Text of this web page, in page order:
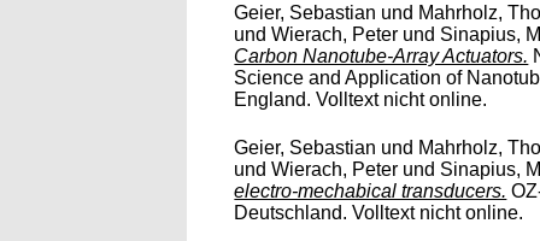
Geier, Sebastian und Mahrholz,
undWierach, Peter und Sinapius,
Carbon Nanotube-Array Actuators.
Science and Application of
England. Volltext nicht online.
Geier, Sebastian und Mahrholz,
undWierach, Peter und Sinapius,
electro-mechabical transducers.
Deutschland. Volltext nicht online.